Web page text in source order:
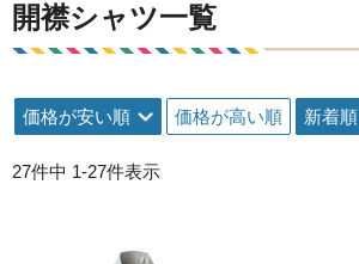
開襟シャツ一覧
価格が安い順 価格が高い順 新着順
27件中 1-27件表示